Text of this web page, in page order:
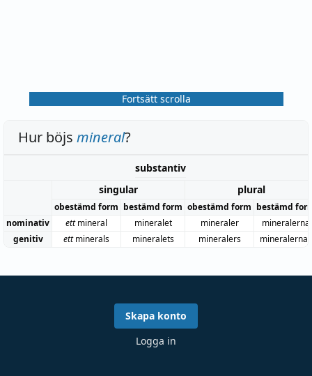
Fortsätt scrolla
Hur böjs mineral?
substantiv
singular
plural
obestämd form bestämd form obestämd form bestämd
nominativ
ettmineral mineralet mineraler
mineralerna
genitiv
ettminerals mineralets mineralers mineralernas
Skapa konto
Logga in